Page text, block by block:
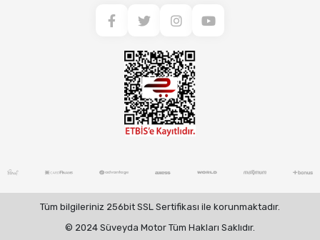
Tüm bilgileriniz 256bit SSL Sertifikası ile korunmaktadır.
© 2024 Süveyda Motor Tüm Hakları Saklıdır.